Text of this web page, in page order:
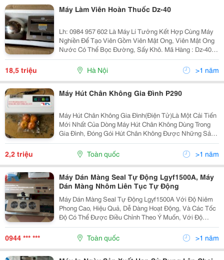
Máy Làm Viên Hoàn Thuốc Dz-40
Lh: 0984 957 602 Là Máy Lí Tưởng Kết Hợp Cùng Máy
Nghiền Để Tạo Viên Gồm Viên Mật Ong, Viên Mật Ong
Nước Có Thể Bọc Đường, Sấy Khô. Mã Hàng : Dz-40
Công Suất 10-30Kg/H. Đường Kính Viên Thuốc : 11-25
18,5 triệu Hà Nội >1 năm
Máy Hút Chân Không Gia Đình P290
Máy Hút Chân Không Gia Đình(Điện Tử)Là Một Cải Tiến
Mới Nhất Của Dòng Máy Hút Chân Không Dùng Trong
Gia Đình, Đóng Gói Hút Chân Không Được Những Sản
Phẩm Có Chứa Nước, Hút Được Sản Phẩm Chứa Bột,
Đặc Biệt Máy Được Thiết Kế Bơm Hút Điện Tử Với
Công Su
2,2 triệu Toàn quốc >1 năm
Máy Dán Màng Seal Tự Động Lgyf1500A, Máy
Dán Màng Nhôm Liên Tục Tự Động
Máy Dán Màng Seal Tự Động Lgyf1500A Với Độ Niêm
Phong Cao, Hiệu Quả, Dễ Dàng Hoạt Động, Và Các Tốc
Độ Có Thể Được Điều Chỉnh Theo Ý Muốn, Với Độ
Chính Xác Cao. Thích Hợp Sử Dụng Trong Nghành
Dược, Hóa Chất Hàng Ngày, Thực Phẩm, Mỹ Phẩm,
Thuốc Trừ...
0944 *** *** Toàn quốc >1 năm